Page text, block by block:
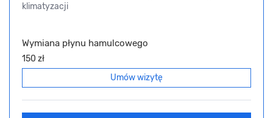
klimatyzacji
Wymiana płynu hamulcowego
150 zł
Umów wizytę